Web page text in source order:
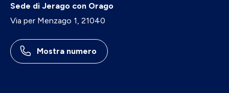
Sede di Jerago con Orago
Via per Menzago 1, 21040
Mostra numero